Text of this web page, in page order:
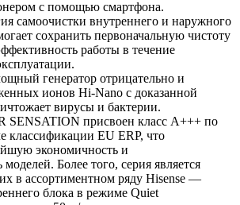
с помощью смартфона.
самоочистки внутреннего и наружного
сохранить первоначальную чистоту
работы в течение
генератор отрицательно и
ионов Hi-Nano с доказанной
вирусы и бактерии.
SENSATION присвоен класс А+++ по
классификации EU ERP, что
экономичность и
Более того, серия является
в ассортиментном ряду Hisense —
блока в режиме Quiet